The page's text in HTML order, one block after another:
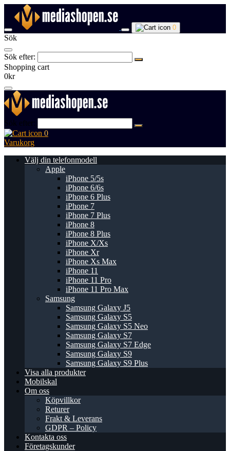
0
Sök
Sök efter:
Shopping cart
0kr
Sök efter:
0
Varukorg
Välj din telefonmodell
Apple
iPhone 5/5s
iPhone 6/6s
iPhone 6 Plus
iPhone 7
iPhone 7 Plus
iPhone 8
iPhone 8 Plus
iPhone X/Xs
iPhone Xr
iPhone Xs Max
iPhone 11
iPhone 11 Pro
iPhone 11 Pro Max
Samsung
Samsung Galaxy J5
Samsung Galaxy S5
Samsung Galaxy S5 Neo
Samsung Galaxy S7
Samsung Galaxy S7 Edge
Samsung Galaxy S9
Samsung Galaxy S9 Plus
Visa alla produkter
Mobilskal
Om oss
Köpvillkor
Returer
Frakt & Leverans
GDPR – Policy
Kontakta oss
Företagskunder